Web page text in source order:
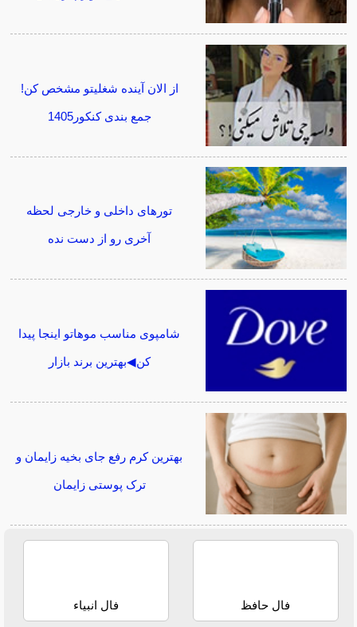
از الان آینده شغلیتو مشخص کن!
جمع بندی کنکور1405
تورهای داخلی و خارجی لحظه
آخری رو از دست نده
شامپوی مناسب موهاتو اینجا پیدا
کن◀بهترین برند بازار
بهترین کرم رفع جای بخیه زایمان و
ترک پوستی زایمان
فال حافظ فال انبیاء